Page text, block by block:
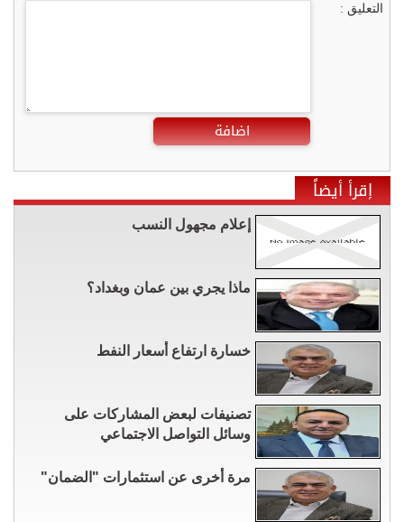
التعليق :
اضافة
إقرأ أيضاً
إعلام مجهول النسب
ماذا يجري بين عمان وبغداد؟
خسارة ارتفاع أسعار النفط
تصنيفات لبعض المشاركات على
وسائل التواصل الاجتماعي
مرة أخرى عن استثمارات "الضمان"